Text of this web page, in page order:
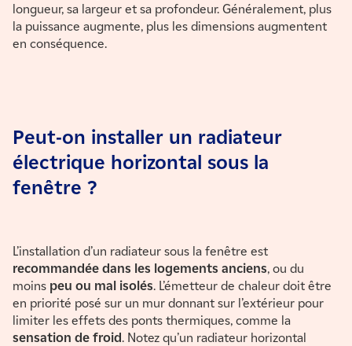
longueur, sa largeur et sa profondeur. Généralement, plus
la puissance augmente, plus les dimensions augmentent
en conséquence.
Peut-on installer un radiateur
électrique horizontal sous la
fenêtre ?
L’installation d’un radiateur sous la fenêtre est
recommandée dans les logements anciens, ou du
moins peu ou mal isolés. L’émetteur de chaleur doit être
en priorité posé sur un mur donnant sur l’extérieur pour
limiter les effets des ponts thermiques, comme la
sensation de froid. Notez qu’un radiateur horizontal